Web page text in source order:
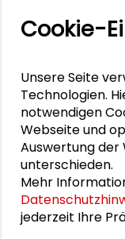
mit der
Oktober
Er nahm an
Großen
Konvents 2017
Cookie-
Unsere Seite
Technologien.
notwendigen
Webseite und
Auswertung der
unterschieden.
Mehr
jederzeit Ihre